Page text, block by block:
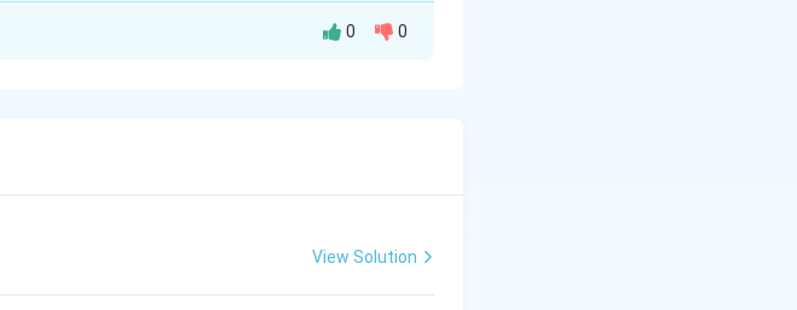
0 0
View Solution